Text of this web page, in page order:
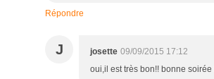
Répondre
J josette 09/09/2015 17:12
oui,il est très bon!! bonne